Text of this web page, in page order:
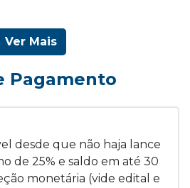
Ver Mais
Pagamento
desde que não haja lance
de 25% e saldo em até 30
monetária (vide edital e